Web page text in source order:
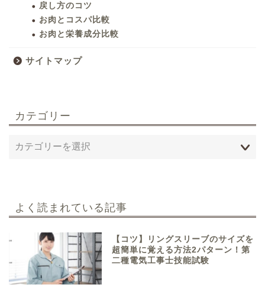
戻し方のコツ
お肉とコスパ比較
お肉と栄養成分比較
サイトマップ
カテゴリー
よく読まれている記事
【コツ】リングスリーブのサイズを
超簡単に覚える方法2パターン！第
二種電気工事士技能試験